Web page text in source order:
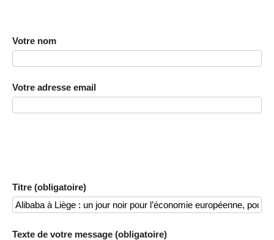
Votre nom
Votre adresse email
Titre (obligatoire)
Texte de votre message (obligatoire)